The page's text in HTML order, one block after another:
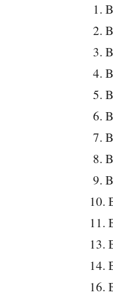
1.
2.
3.
4.
5.
6.
7.
8.
9.
10.
11.
13.
14.
16.